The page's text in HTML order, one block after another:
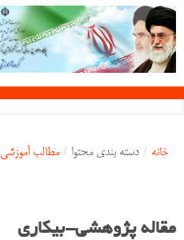
خانه / دسته بندی محتوا / مطالب آموزشی
مقاله پژوهشی-بیکاری